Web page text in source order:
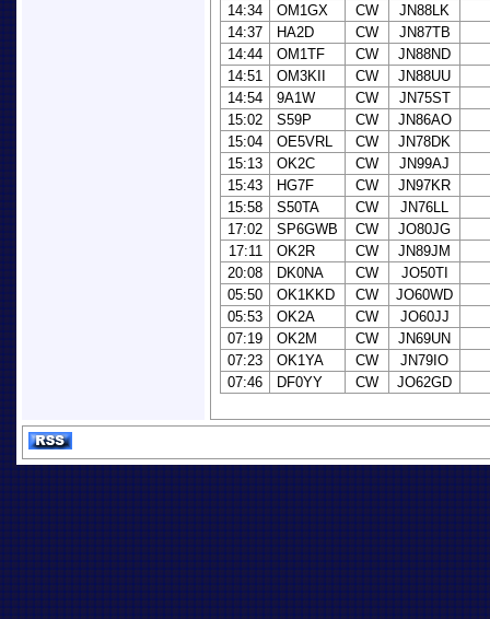
14:34
OM1GX CW
JN88LK
14:37
HA2D CW
JN87TB
14:44
OM1TF CW
JN88ND
14:51
OM3KII CW
JN88UU
14:54
9A1W CW
JN75ST
15:02
S59P CW
JN86AO
15:04
OE5VRL CW
JN78DK
15:13
OK2C CW
JN99AJ
15:43
HG7F CW
JN97KR
15:58
S50TA CW
JN76LL
17:02
SP6GWB CW
JO80JG
17:11
OK2R CW
JN89JM
20:08
DK0NA CW
JO50TI
05:50
OK1KKD CW
JO60WD
05:53
OK2A CW
JO60JJ
07:19
OK2M CW
JN69UN
07:23
OK1YA CW
JN79IO
07:46
DF0YY CW JO62GD